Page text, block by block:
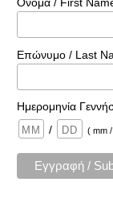
Επώνυμο / Last
Ημερομηνία
/
( mm